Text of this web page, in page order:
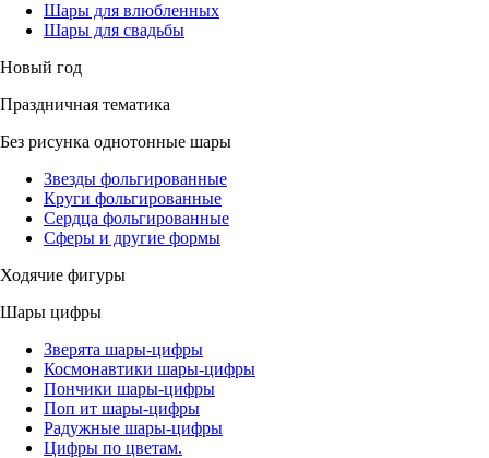
Шары для влюбленных
Шары для свадьбы
Новый год
Праздничная тематика
Без рисунка однотонные шары
Звезды фольгированные
Круги фольгированные
Сердца фольгированные
Сферы и другие формы
Ходячие фигуры
Шары цифры
Зверята шары-цифры
Космонавтики шары-цифры
Пончики шары-цифры
Поп ит шары-цифры
Радужные шары-цифры
Цифры по цветам.